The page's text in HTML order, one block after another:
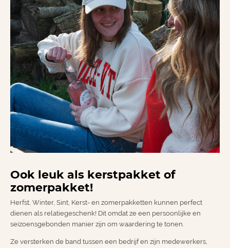
Ook leuk als kerstpakket of
zomerpakket!
Herfst, Winter, Sint, Kerst- en zomerpakketten kunnen perfect
dienen als relatiegeschenk! Dit omdat ze een persoonlijke en
seizoensgebonden manier zijn om waardering te tonen.
Ze versterken de band tussen een bedrijf en zijn medewerkers,